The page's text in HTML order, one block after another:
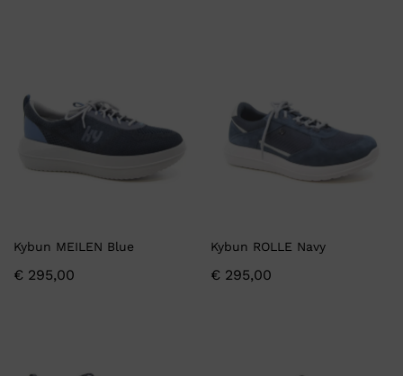
Kybun MEILEN Blue
€ 295,00
Kybun ROLLE Navy
€ 295,00